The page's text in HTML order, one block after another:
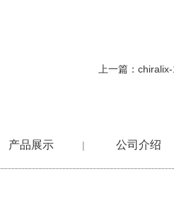
上一篇：
产品展示 | 公司介绍